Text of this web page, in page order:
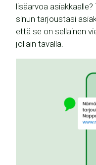
lisäarvoa
sinun tarjoustasi
että se on sellainen
jollain tavalla.